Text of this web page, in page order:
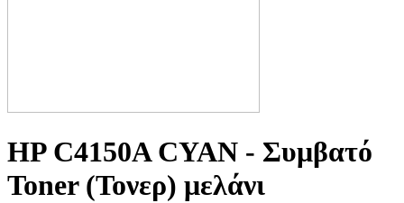
HP C4150A CYAN - Συμβατό
Toner (Τονερ) μελάνι